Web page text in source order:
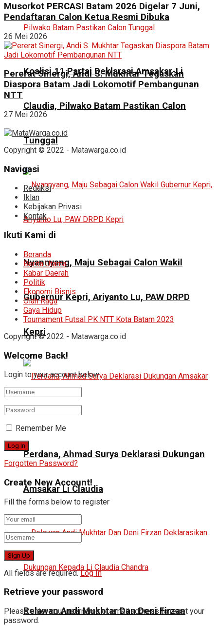
Koalisi 11 Partai Deklarasi Amsakar-Li
Claudia, Pilwako Batam Pastikan Calon
Tunggal
Nyannyang, Maju Sebagai Calon Wakil
Gubernur Kepri, Ariyanto Lu, PAW DRPD
Kepri
Perdana, Ahmad Surya Deklarasi Dukungan
Amsakar Li Claudia
Relawan Andi Mukhtar Dan Deni Firzan
Musorkot PERCASI Batam 2026 Digelar 7 Juni,
Pendaftaran Calon Ketua Resmi Dibuka
26 Mei 2026
Pererat Sinergi, Andi S. Mukhtar Tegaskan
Diaspora Batam Jadi Lokomotif Pembangunan
NTT
27 Mei 2026
Copyright © 2022 - Matawarga.co.id
Navigasi
Redaksi
Iklan
Kebijakan Privasi
Kontak
Ikuti Kami di
Beranda
Berita Utama
Kabar Daerah
Politik
Ekonomi Bisnis
Olah Raga
Gaya Hidup
Tournament Futsal PK NTT Kota Batam 2023
Copyright © 2022 - Matawarga.co.id
Welcome Back!
Login to your account below
Remember Me
Forgotten Password?
Create New Account!
Fill the forms below to register
All fields are required. Log In
Retrieve your password
Please enter your username or email address to reset your
password.